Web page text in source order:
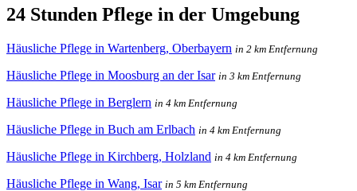
24 Stunden Pflege in der Umgebung
Häusliche Pflege in Wartenberg, Oberbayern in 2 km Entfernung
Häusliche Pflege in Moosburg an der Isar in 3 km Entfernung
Häusliche Pflege in Berglern in 4 km Entfernung
Häusliche Pflege in Buch am Erlbach in 4 km Entfernung
Häusliche Pflege in Kirchberg, Holzland in 4 km Entfernung
Häusliche Pflege in Wang, Isar in 5 km Entfernung